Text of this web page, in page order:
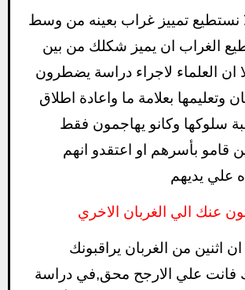
نستطيع تمييز غراب بعينه من وسط
الغراب ان يميز شكلك من بين
ان العلماء لاجراء دراسة يضطرون
وتعليمها بعلامة ما واعادة اطلاق
سلوكها وكانو يهاجمون فقط
قامو بأسرهم او اعتقدو انهم
علي يديهم
عنك الي الغربان الاخري
اثنين من الغربان يراقبونك
فانت علي الارجح محق,في دراسة